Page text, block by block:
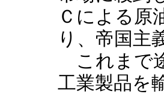
Ｃによる原
り、帝国主
これまで
工業製品を